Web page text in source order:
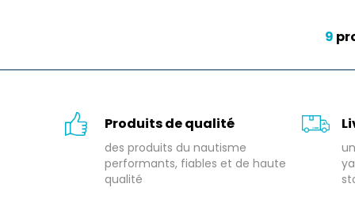
9
Produits de qualité
des produits du nautisme
performants, fiables et de haute
qualité